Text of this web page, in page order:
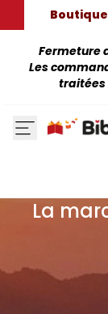
Boutique
Fermeture
Les
traitées
La